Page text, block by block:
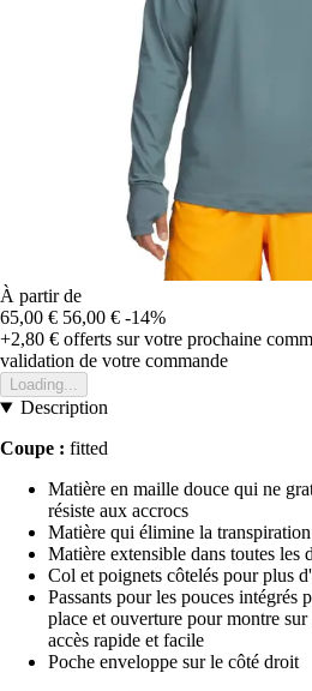
À partir de
65,00 € 56,00 € -14%
+2,80 € offerts sur votre prochaine
validation de votre commande
Loading...
Description
Coupe : fitted
Matière en maille douce qui ne
résiste aux accrocs
Matière qui élimine la
Matière extensible dans toutes les
Col et poignets côtelés pour plus
Passants pour les pouces intégrés
place et ouverture pour montre
accès rapide et facile
Poche enveloppe sur le côté droit